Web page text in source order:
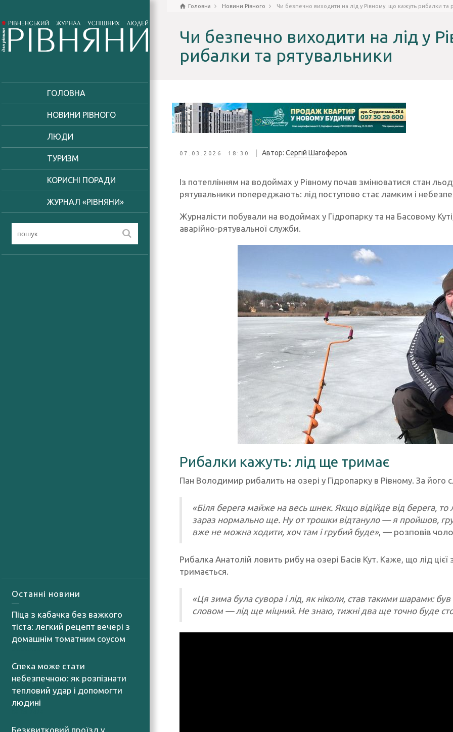
ГОЛОВНА
НОВИНИ РІВНОГО
ЛЮДИ
ТУРИЗМ
КОРИСНІ ПОРАДИ
ЖУРНАЛ «РІВНЯНИ»
Останні новини
Піца з кабачка без важкого
тіста: легкий рецепт вечері з
домашнім томатним соусом
Спека може стати
небезпечною: як розпізнати
тепловий удар і допомогти
людині
Безквитковий проїзд у
Головна Новини Рівного Чи безпечно виходити на лід у Рівному: що кажуть рибалки та
Чи безпечно виходити на лід у
рибалки та рятувальники
07.03.2026 18:30 Автор: Сергій Шагоферов
Із потеплінням на водоймах у Рівному почав змінюватися стан
рятувальники попереджають: лід поступово стає ламким і
Журналісти побували на водоймах у Гідропарку та на Басовому
аварійно-рятувальної служби.
Рибалки кажуть: лід ще тримає
Пан Володимир рибалить на озері у Гідропарку в Рівному. За його
«Біля берега майже на весь шнек. Якщо відійде від берега,
зараз нормально ще. Ну от трошки відтануло — я пройшов,
вже не можна ходити, хоч там і грубий буде», — розповів
Рибалка Анатолій ловить рибу на озері Басів Кут. Каже, що лід
тримається.
«Ця зима була сувора і лід, як ніколи, став такими шарами:
словом — лід ще міцний. Не знаю, тижні два ще точно буде